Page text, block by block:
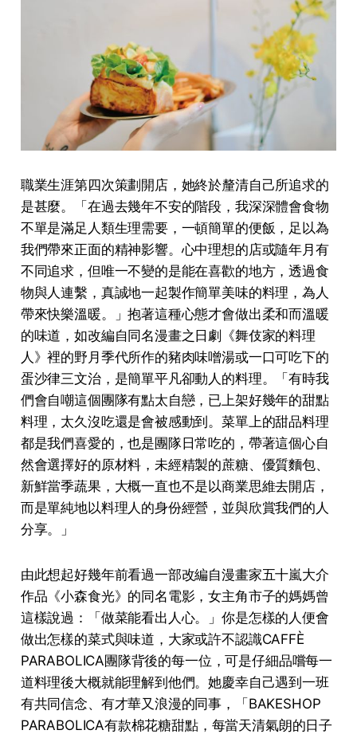
職業⽣涯第四次策劃開店，她終於釐清⾃⼰所追求的
是甚麼。「在過去幾年不安的階段，我深深體會⾷物
不單是滿⾜⼈類⽣理需要，⼀頓簡單的便飯，⾜以為
我們帶來正⾯的精神影響。⼼中理想的店或隨年⽉有
不同追求，但唯⼀不變的是能在喜歡的地⽅，透過⾷
物與⼈連繫，真誠地⼀起製作簡單美味的料理，為⼈
帶來快樂溫暖。」抱著這種心態才會做出柔和而溫暖
的味道，如改編自同名漫畫之日劇《舞伎家的料理
人》裡的野月季代所作的豬肉味噌湯或一口可吃下的
蛋沙律三文治，是簡單平凡卻動人的料理。「有時我
們會⾃嘲這個團隊有點太⾃戀，已上架好幾年的甜點
料理，太久沒吃還是會被感動到。菜單上的甜品料理
都是我們喜愛的，也是團隊⽇常吃的，帶著這個⼼⾃
然會選擇好的原材料，未經精製的蔗糖、優質麵包、
新鮮當季蔬果，⼤概⼀直也不是以商業思維去開店，
⽽是單純地以料理⼈的⾝份經營，並與欣賞我們的⼈
分享。」
由此想起好幾年前看過一部改編自漫畫家五十嵐大介
作品《小森食光》的同名電影，女主角市子的媽媽曾
這樣說過：「做菜能看出人心。」你是怎樣的人便會
做出怎樣的菜式與味道，大家或許不認識CAFFÈ
PARABOLICA團隊背後的每一位，可是仔細品嚐每一
道料理後大概就能理解到他們。她慶幸⾃⼰遇到⼀班
有共同信念、有才華⼜浪漫的同事，「BAKESHOP
PARABOLICA有款棉花糖甜點，每當天清氣朗的⽇⼦